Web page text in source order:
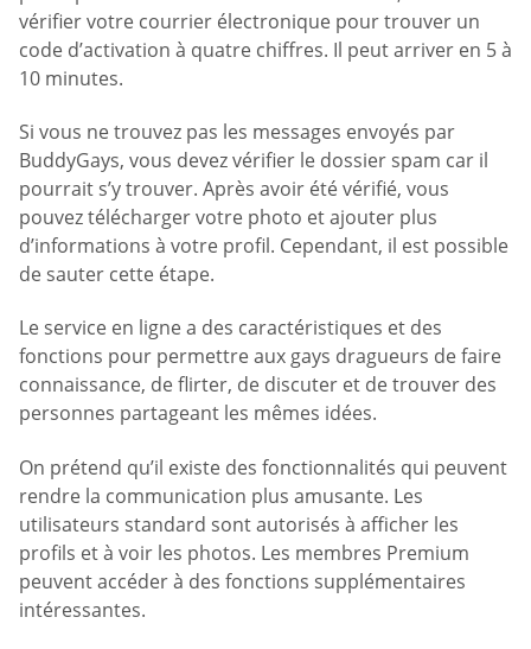
vérifier votre courrier électronique pour trouver un
code d’activation à quatre chiffres. Il peut arriver en 5 à
10 minutes.
Si vous ne trouvez pas les messages envoyés par
BuddyGays, vous devez vérifier le dossier spam car il
pourrait s’y trouver. Après avoir été vérifié, vous
pouvez télécharger votre photo et ajouter plus
d’informations à votre profil. Cependant, il est possible
de sauter cette étape.
Le service en ligne a des caractéristiques et des
fonctions pour permettre aux gays dragueurs de faire
connaissance, de flirter, de discuter et de trouver des
personnes partageant les mêmes idées.
On prétend qu’il existe des fonctionnalités qui peuvent
rendre la communication plus amusante. Les
utilisateurs standard sont autorisés à afficher les
profils et à voir les photos. Les membres Premium
peuvent accéder à des fonctions supplémentaires
intéressantes.